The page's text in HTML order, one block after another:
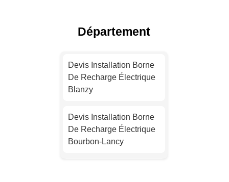
Toulouse
Nice
Département
Devis Installation Borne
De Recharge Électrique
Blanzy
Devis Installation Borne
De Recharge Électrique
Bourbon-Lancy